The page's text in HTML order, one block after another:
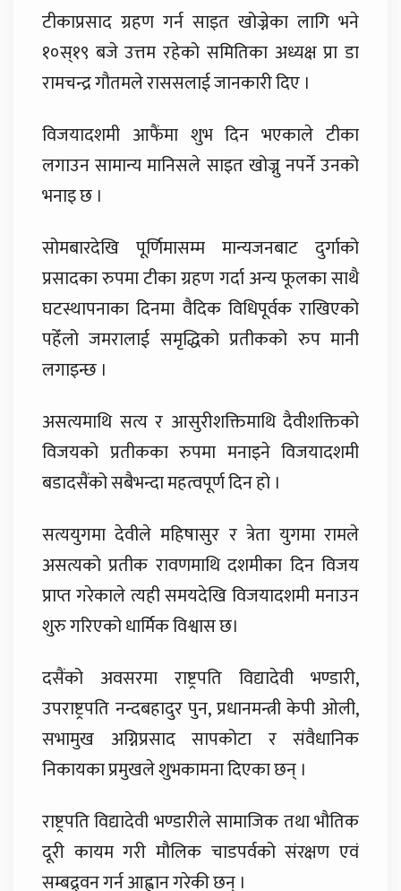
टीकाप्रसाद ग्रहण गर्न साइत खोज्नेका लागि भने
१०स्१९ बजे उत्तम रहेको समितिका अध्यक्ष प्रा डा
रामचन्द्र गौतमले राससलाई जानकारी दिए ।
विजयादशमी आफैंमा शुभ दिन भएकाले टीका
लगाउन सामान्य मानिसले साइत खोज्नु नपर्ने उनको
भनाइ छ ।
सोमबारदेखि पूर्णिमासम्म मान्यजनबाट दुर्गाको
प्रसादका रुपमा टीका ग्रहण गर्दा अन्य फूलका साथै
घटस्थापनाका दिनमा वैदिक विधिपूर्वक राखिएको
पहेँलो जमरालाई समृद्धिको प्रतीकको रुप मानी
लगाइन्छ ।
असत्यमाथि सत्य र आसुरीशक्तिमाथि दैवीशक्तिको
विजयको प्रतीकका रुपमा मनाइने विजयादशमी
बडादसैंको सबैभन्दा महत्वपूर्ण दिन हो ।
सत्ययुगमा देवीले महिषासुर र त्रेता युगमा रामले
असत्यको प्रतीक रावणमाथि दशमीका दिन विजय
प्राप्त गरेकाले त्यही समयदेखि विजयादशमी मनाउन
शुरु गरिएको धार्मिक विश्वास छ।
दसैंको अवसरमा राष्ट्रपति विद्यादेवी भण्डारी,
उपराष्ट्रपति नन्दबहादुर पुन, प्रधानमन्त्री केपी ओली,
सभामुख अग्निप्रसाद सापकोटा र संवैधानिक
निकायका प्रमुखले शुभकामना दिएका छन् ।
राष्ट्रपति विद्यादेवी भण्डारीले सामाजिक तथा भौतिक
दूरी कायम गरी मौलिक चाडपर्वको संरक्षण एवं
सम्बद्र्वन गर्न आह्वान गरेकी छन् ।